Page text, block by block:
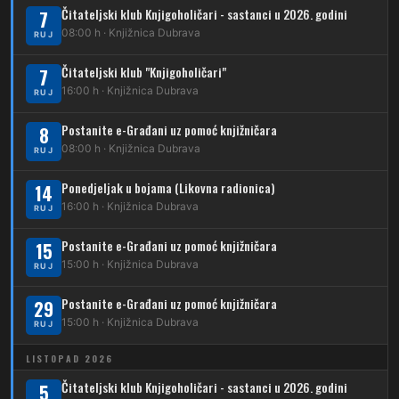
232 Dubrava – Jazbina
269
DUBEC
212
223 Dubec – Trnovčica – Dubrava
224 Dubec – Novoselec
261 Dubec – Sesvete – Goranec
262 Dubec – Sesvete – Planina Donja
263 Dubec – Sesvete–Kašina – Pl.Gornja
264 Dubec – Sesvete – Jesenovec
7
RUJ
Čitateljski klub Knjigoholičari - sastanci u 2026. godini
08:00 h · Knjižnica Dubrava
7
RUJ
Čitateljski klub "Knjigoholičari"
16:00 h · Knjižnica Dubrava
8
RUJ
Postanite e-Građani uz pomoć knjižničara
08:00 h · Knjižnica Dubrava
14
RUJ
Ponedjeljak u bojama (Likovna radionica)
16:00 h · Knjižnica Dubrava
15
RUJ
Postanite e-Građani uz pomoć knjižničara
15:00 h · Knjižnica Dubrava
29
RUJ
Postanite e-Građani uz pomoć knjižničara
15:00 h · Knjižnica Dubrava
LISTOPAD 2026
5 Čitateljski klub Knjigoholičari - sastanci u 2026. godini